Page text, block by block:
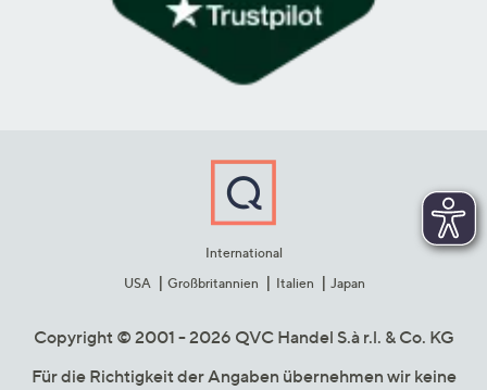
International
USA
Großbritannien Italien Japan
Copyright © 2001 - 2026 QVC Handel S.à r.l. & Co. KG
Für die Richtigkeit der Angaben übernehmen wir keine